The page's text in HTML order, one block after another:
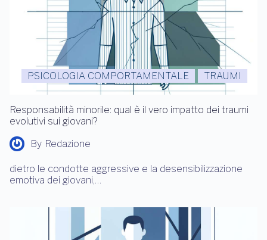
PSICOLOGIA COMPORTAMENTALE TRAUMI
Responsabilità minorile: qual è il vero impatto dei traumi
evolutivi sui giovani?
By Redazione
dietro le condotte aggressive e la desensibilizzazione
emotiva dei giovani,…